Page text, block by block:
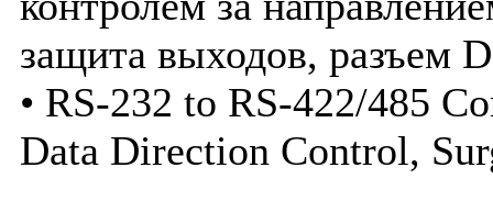
защита выходов, разъем
• RS-232 to RS-422/485
Data Direction Control,